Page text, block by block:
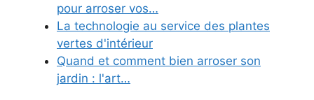
pour arroser vos…
La technologie au service des plantes
vertes d'intérieur
Quand et comment bien arroser son
jardin : l'art…